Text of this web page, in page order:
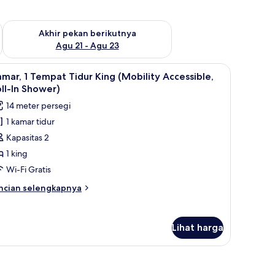
Agu 14 - Agu 16
Akhir pekan berikutnya
Agu 21 - Agu 23
Periksa ketersediaan untuk akhir pekan berikutnya Agu 21 -
brankas, dan meja kerja Kamar, 1 Tempat Tidur King (Mobility
8
1 Tempat Tidur King (Mobility Accessible,
In Shower)
14 meter persegi
1 kamar tidur
Kapasitas 2
1 king
Wi-Fi Gratis
selengkapnya
Lihat harga